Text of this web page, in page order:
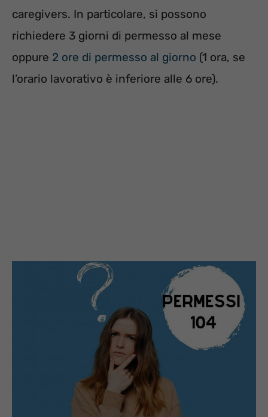
caregivers. In particolare, si possono
richiedere 3 giorni di permesso al mese
oppure 2 ore di permesso al giorno (1 ora, se
l’orario lavorativo è inferiore alle 6 ore).